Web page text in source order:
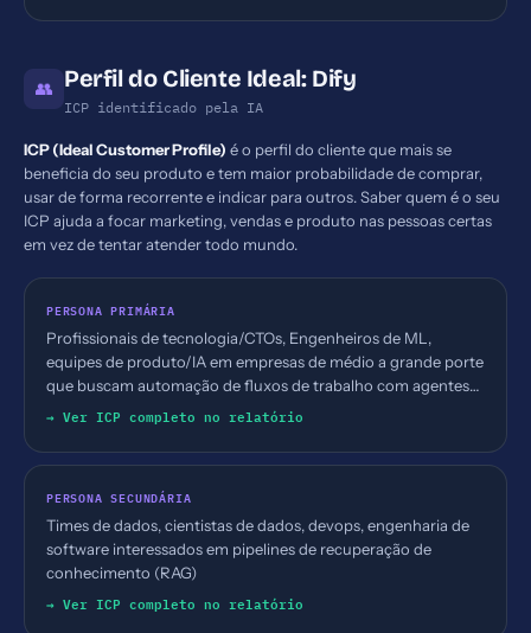
👥 Perfil do Cliente Ideal: Dify
ICP identificado pela IA
ICP (Ideal Customer Profile) é o perfil do cliente que mais se
beneficia do seu produto e tem maior probabilidade de comprar,
usar de forma recorrente e indicar para outros. Saber quem é o seu
ICP ajuda a focar marketing, vendas e produto nas pessoas certas
em vez de tentar atender todo mundo.
PERSONA PRIMÁRIA
Profissionais de tecnologia/CTOs, Engenheiros de ML,
equipes de produto/IA em empresas de médio a grande porte
que buscam automação de fluxos de trabalho com agentes
autônomos
→ Ver ICP completo no relatório
PERSONA SECUNDÁRIA
Times de dados, cientistas de dados, devops, engenharia de
software interessados em pipelines de recuperação de
conhecimento (RAG)
→ Ver ICP completo no relatório